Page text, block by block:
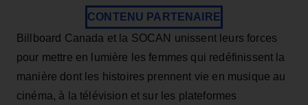
CONTENU PARTENAIRE
Billboard Canada et la SOCAN unissent leurs forces
pour mettre en lumière les femmes qui redéfinissent la
manière dont les histoires prennent vie en musique au
cinéma, à la télévision et sur les plateformes